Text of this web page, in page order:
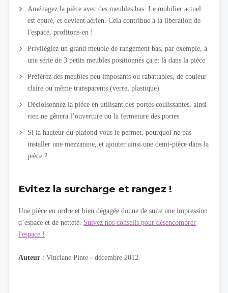
Aménagez la pièce avec des meubles bas. Le mobilier actuel
est épuré, et devient aérien. Cela contribue à la libération de
l'espace, profitons-en !
Privilégiez un grand meuble de rangement bas, par exemple, à
une série de 3 petits meubles positionnés ça et là dans la pièce
Préférez des meubles peu imposants ou rabattables, de couleur
claire ou même transparents (verre, plastique)
Décloisonnez la pièce en utilisant des portes coulissantes, ainsi
rien ne gênera l’ouverture ou la fermeture des portes
Si la hauteur du plafond vous le permet, pourquoi ne pas
installer une mezzanine, et ajouter ainsi une demi-pièce dans la
pièce ?
Evitez la surcharge et rangez !
Une pièce en ordre et bien dégagée donne de suite une impression
d’espace et de netteté. Suivez nos conseils pour désencombrer
l'espace !
Auteur : Vinciane Pinte - décembre 2012